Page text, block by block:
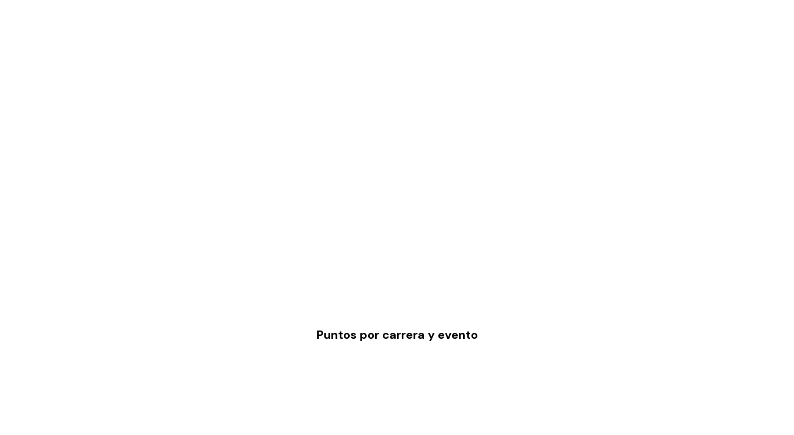
Puntos por carrera y evento